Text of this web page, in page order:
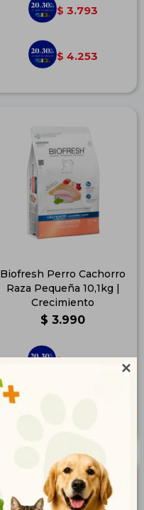

$ 3.793
$ 4.253
Biofresh Perro Cachorro
Raza Pequeña 10,1kg |
Crecimiento
$ 3.990
$ 2.883